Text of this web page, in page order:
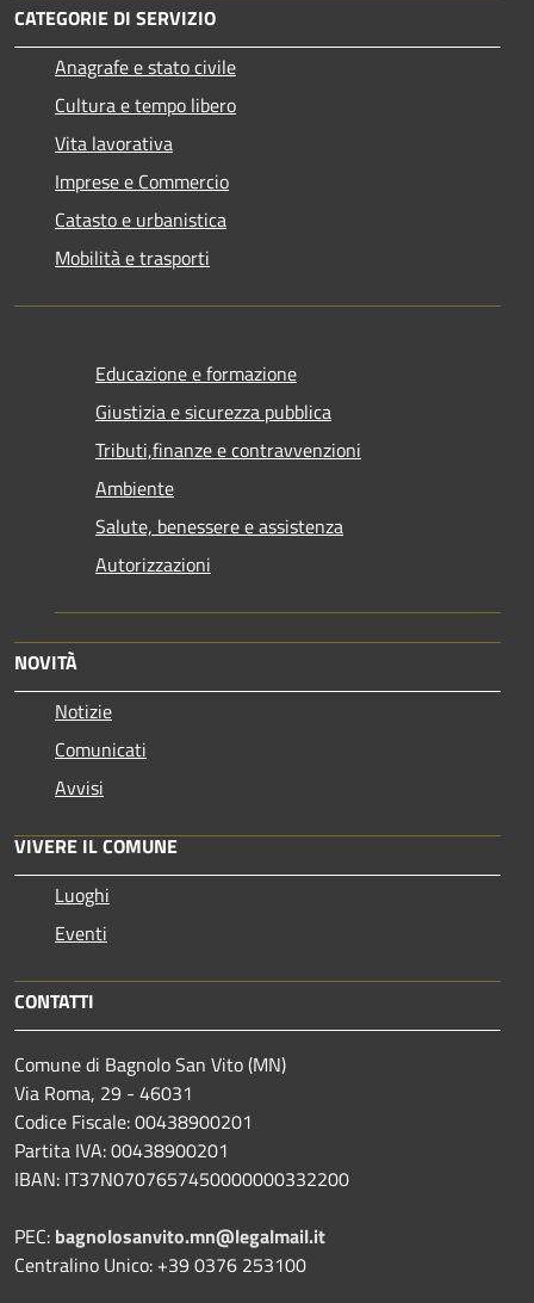
CATEGORIE DI SERVIZIO
Anagrafe e stato civile
Cultura e tempo libero
Vita lavorativa
Imprese e Commercio
Catasto e urbanistica
Mobilità e trasporti
Educazione e formazione
Giustizia e sicurezza pubblica
Tributi,finanze e contravvenzioni
Ambiente
Salute, benessere e assistenza
Autorizzazioni
NOVITÀ
Notizie
Comunicati
Avvisi
VIVERE IL COMUNE
Luoghi
Eventi
CONTATTI
Comune di Bagnolo San Vito (MN)
Via Roma, 29 - 46031
Codice Fiscale: 00438900201
Partita IVA: 00438900201
IBAN: IT37N0707657450000000332200
PEC: bagnolosanvito.mn@legalmail.it
Centralino Unico: +39 0376 253100